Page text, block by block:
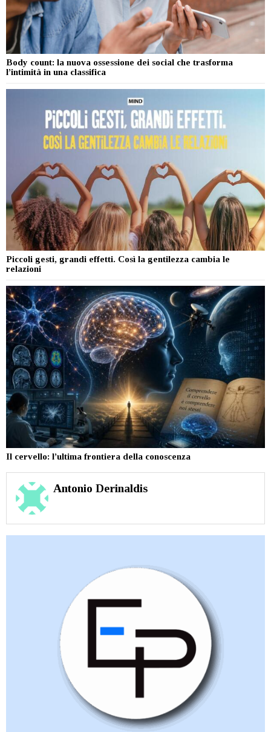
Body count: la nuova ossessione dei social che trasforma
l’intimità in una classifica
Piccoli gesti, grandi effetti. Così la gentilezza cambia le
relazioni
Il cervello: l’ultima frontiera della conoscenza
Antonio Derinaldis